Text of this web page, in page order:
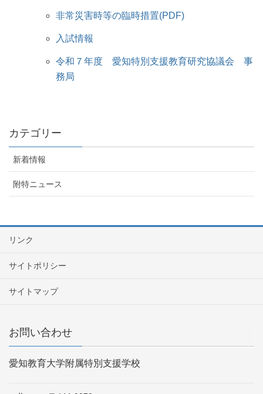
非常災害時等の臨時措置(PDF)
入試情報
令和７年度 愛知特別支援教育研究協議会 事
務局
カテゴリー
新着情報
附特ニュース
リンク
サイトポリシー
サイトマップ
お問い合わせ
愛知教育大学附属特別支援学校